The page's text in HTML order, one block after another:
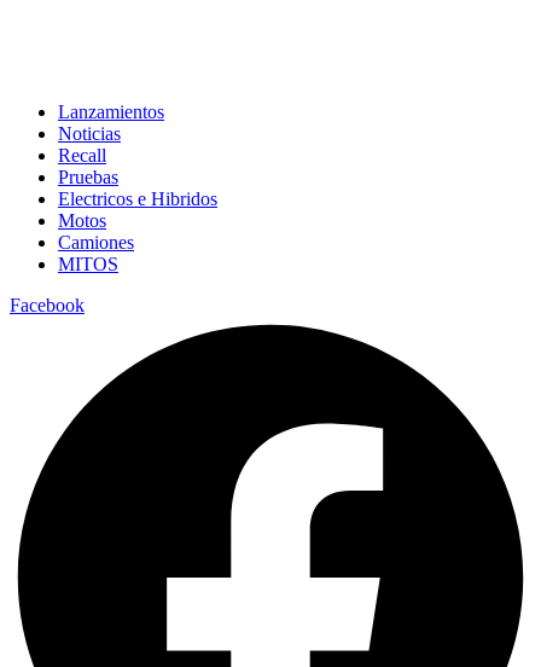
Lanzamientos
Noticias
Recall
Pruebas
Electricos e Hibridos
Motos
Camiones
MITOS
Facebook